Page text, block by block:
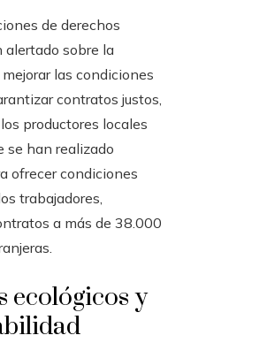
de derechos
alertado sobre la
las condiciones
contratos justos,
productores locales
se han realizado
ofrecer condiciones
trabajadores,
a más de 38.000
ecológicos y